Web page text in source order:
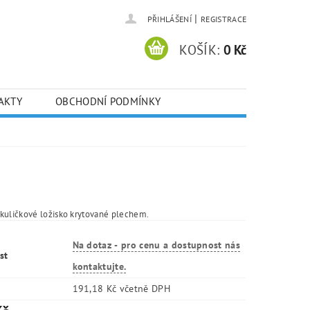
PŘIHLÁŠENÍ | REGISTRACE
KOŠÍK: 0 Kč
OBCHODNÍ PODMÍNKY
ložisko krytované plechem.
Na dotaz - pro cenu a dostupnost nás
kontaktujte.
191,18 Kč včetně DPH